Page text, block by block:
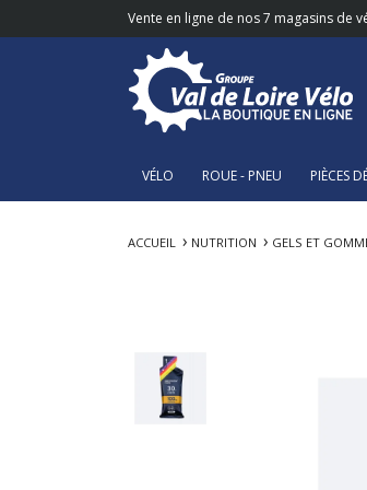
Vente en ligne de nos 7 magasins de
VÉLO ROUE - PNEU PIÈCES
ACCUEIL NUTRITION GELS ET